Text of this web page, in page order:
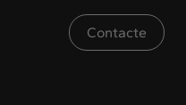
Contacte